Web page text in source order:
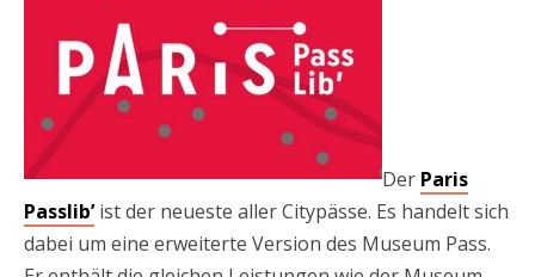
Der Paris
Passlib’ist der neueste aller Citypässe. Es handelt sich
dabei um eine erweiterte Version des Museum Pass.